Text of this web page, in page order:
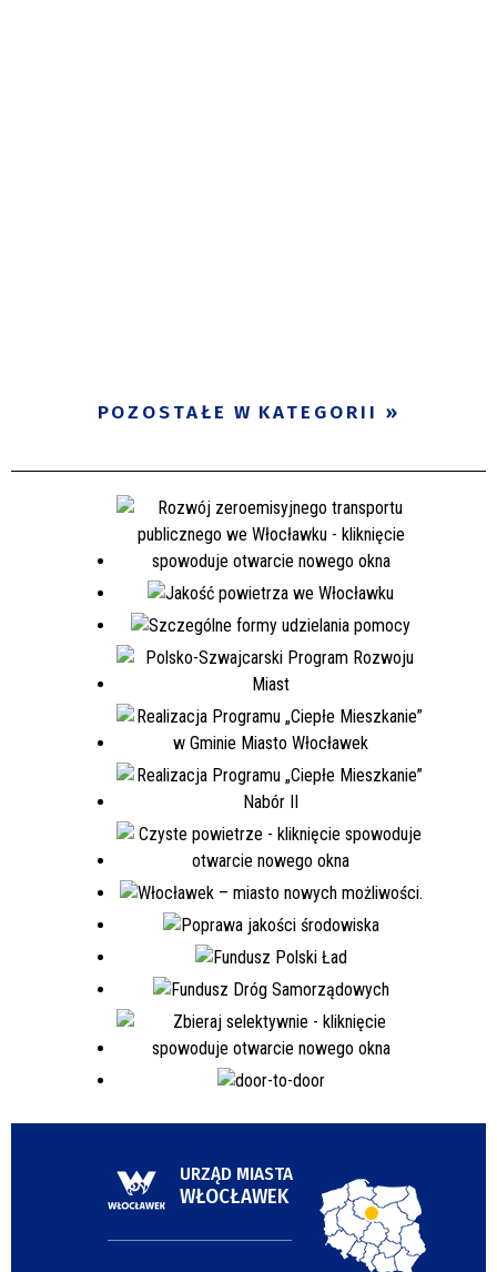
POZOSTAŁE W KATEGORII
URZĄD MIASTA
WŁOCŁAWEK